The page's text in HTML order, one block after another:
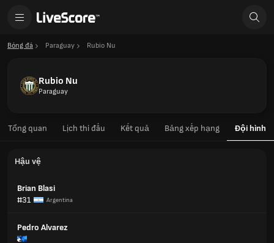
Bóng đá Paraguay Rubio Nu
Rubio Nu
Paraguay
Tổng quan Lịch thi đấu Kết quả Bảng xếp hạng Đội hình
Hậu vệ
Brian Blasi
#31
Argentina
Pedro Alvarez